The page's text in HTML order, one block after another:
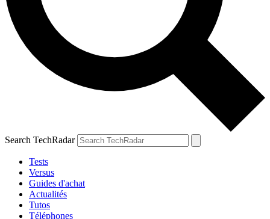
Search TechRadar
Tests
Versus
Guides d'achat
Actualités
Tutos
Téléphones